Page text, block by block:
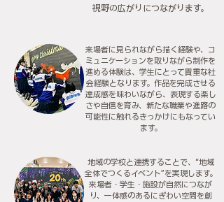
視野の広がりにつながります。
来場者に見られながら描く経験や、コ
ミュニケーションを取りながら制作を
進める体験は、学生にとって貴重な社
会経験となります。作品を完成させる
達成感を味わいながら、表現する楽し
さや自信を育み、新たな職業や進路の
可能性に触れるきっかけにもなってい
ます。
地域の学校と連携することで、“地域
全体でつくるイベント”を実現します。
来場者・学生・施設が自然につなが
り、一体感のあるにぎわい空間を創